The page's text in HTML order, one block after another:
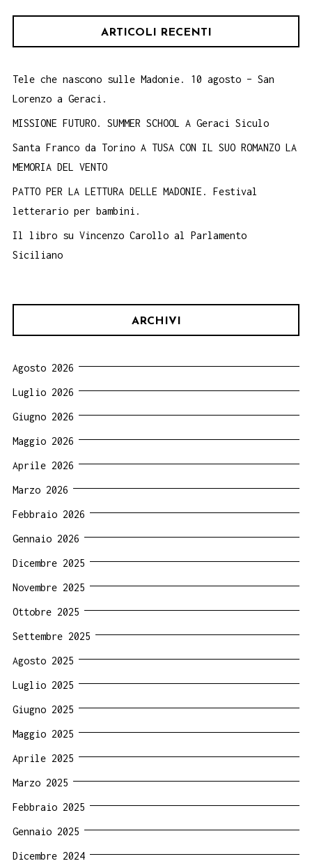
ARTICOLI RECENTI
Tele che nascono sulle Madonie. 10 agosto – San
Lorenzo a Geraci.
MISSIONE FUTURO. SUMMER SCHOOL A Geraci Siculo
Santa Franco da Torino A TUSA CON IL SUO ROMANZO LA
MEMORIA DEL VENTO
PATTO PER LA LETTURA DELLE MADONIE. Festival
letterario per bambini.
Il libro su Vincenzo Carollo al Parlamento
Siciliano
ARCHIVI
Agosto 2026
Luglio 2026
Giugno 2026
Maggio 2026
Aprile 2026
Marzo 2026
Febbraio 2026
Gennaio 2026
Dicembre 2025
Novembre 2025
Ottobre 2025
Settembre 2025
Agosto 2025
Luglio 2025
Giugno 2025
Maggio 2025
Aprile 2025
Marzo 2025
Febbraio 2025
Gennaio 2025
Dicembre 2024